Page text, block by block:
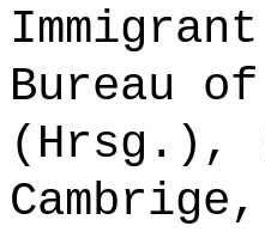
Bureau
(Hrsg.),